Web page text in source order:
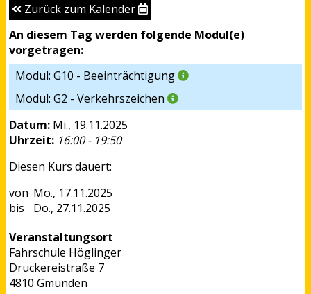
Zurück zum Kalender
An diesem Tag werden folgende Modul(e)
vorgetragen:
Modul: G10 - Beeinträchtigung
Modul: G2 - Verkehrszeichen
Datum: Mi., 19.11.2025
Uhrzeit: 16:00 - 19:50
Diesen Kurs dauert:
Mo., 17.11.2025
Do., 27.11.2025
Veranstaltungsort
Fahrschule Höglinger
Druckereistraße 7
4810 Gmunden